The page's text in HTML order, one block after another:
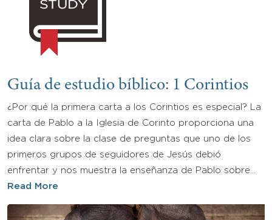
Guía de estudio bíblico: 1 Corintios
¿Por qué la primera carta a los Corintios es especial? La
carta de Pablo a la Iglesia de Corinto proporciona una
idea clara sobre la clase de preguntas que uno de los
primeros grupos de seguidores de Jesús debió
enfrentar y nos muestra la enseñanza de Pablo sobre…
Read More